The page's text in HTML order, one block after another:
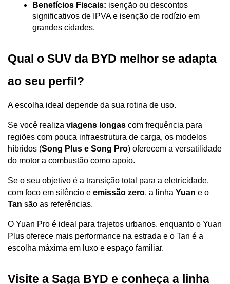
Benefícios Fiscais: isenção ou descontos
significativos de IPVA e isenção de rodízio em
grandes cidades.
Qual o SUV da BYD melhor se adapta
ao seu perfil?
A escolha ideal depende da sua rotina de uso.
Se você realiza viagens longas com frequência para
regiões com pouca infraestrutura de carga, os modelos
híbridos (Song Plus e Song Pro) oferecem a versatilidade
do motor a combustão como apoio.
Se o seu objetivo é a transição total para a eletricidade,
com foco em silêncio e emissão zero, a linha Yuan
Tan são as referências.
O Yuan Pro é ideal para trajetos urbanos, enquanto o Yuan
Plus oferece mais performance na estrada e o Tan é a
escolha máxima em luxo e espaço familiar.
Visite a Saga BYD e conheça a linha